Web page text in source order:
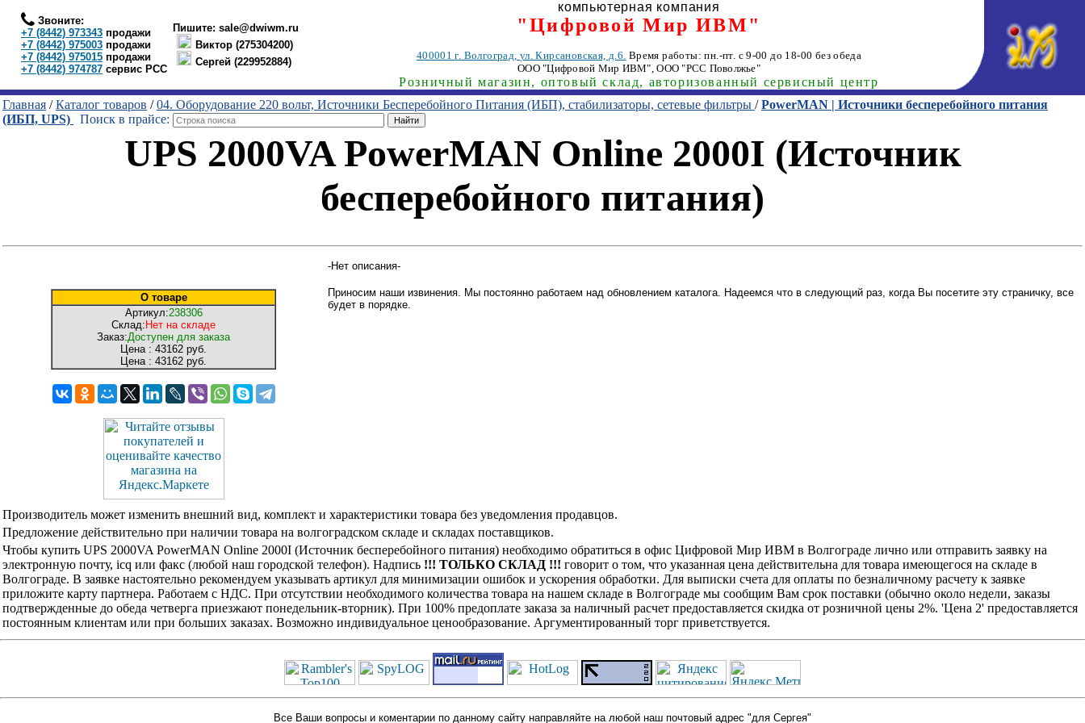
Звоните:
+7 (8442) 973343 продажи
+7 (8442) 975003 продажи
+7 (8442) 975015 продажи
+7 (8442) 974787 сервис РСС
Пишите: sale@dwiwm.ru
Виктор (275304200)
Сергей (229952884)
компьютерная компания
"Цифровой Мир ИВМ"
400001г. Волгоград, ул. Кирсановская, д.6. Время работы: пн.-пт. с 9-00 до 18-00 без обеда
ООО "Цифровой Мир ИВМ", ООО "РСС Поволжье"
Розничный магазин, оптовый склад, авторизованный сервисный центр
Главная /Каталог товаров /04. Оборудование 220 вольт, Источники Бесперебойного Питания (ИБП), стабилизаторы, сетевые фильтры /PowerMAN | Источники бесперебойного питания
(ИБП, UPS)
Поиск в прайсе:
UPS 2000VA PowerMAN Online 2000I (Источник
бесперебойного питания)
О товаре
Артикул:238306
Склад: Нет на складе
Заказ:Доступен для заказа
Цена : 43162 руб.
Цена : 43162 руб.
-Нет описания-
Приносим наши извинения. Мы постоянно работаем над обновлением каталога. Надеемся что в следующий раз, когда Вы посетите эту страничку, все
будет в порядке.
Производитель может изменить внешний вид, комплект и характеристики товара без уведомления продавцов.
Предложение действительно при наличии товара на волгоградском складе и складах поставщиков.
Чтобы купить UPS 2000VA PowerMAN Online 2000I (Источник бесперебойного питания) необходимо обратиться в офис Цифровой Мир ИВМ в Волгограде лично или отправить заявку на
электронную почту, icq или факс (любой наш городской телефон). Надпись !!! ТОЛЬКО СКЛАД !!! говорит о том, что указанная цена действительна для товара имеющегося на складе в
Волгограде. В заявке настоятельно рекомендуем указывать артикул для минимизации ошибок и ускорения обработки. Для выписки счета для оплаты по безналичному расчету к заявке
приложите карту партнера. Работаем с НДС. При отсутствии необходимого количества товара на нашем складе в Волгограде мы сообщим Вам срок поставки (обычно около недели, заказы
подтвержденные до обеда четверга приезжают понедельник-вторник). При 100% предоплате заказа за наличный расчет предоставляется скидка от розничной цены 2%. 'Цена 2' предоставляется
постоянным клиентам или при больших заказах. Возможно индивидуальное ценообразование. Аргументированный торг приветствуется.
Все Ваши вопросы и коментарии по данному сайту направляйте на любой наш почтовый адрес "для Сергея"